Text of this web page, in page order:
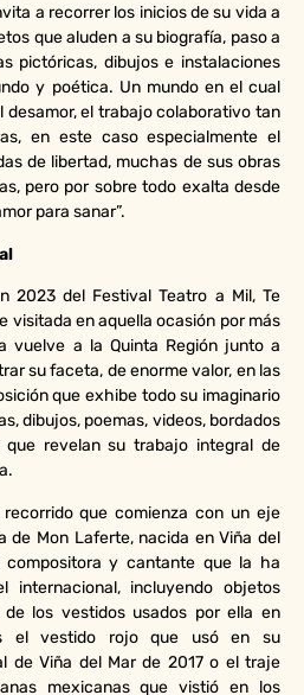
a recorrer los inicios de su vida a
que aluden a su biografía, paso a
pictóricas, dibujos e instalaciones
y poética. Un mundo en el cual
desamor, el trabajo colaborativo tan
en este caso especialmente el
de libertad, muchas de sus obras
pero por sobre todo exalta desde
para sanar”.
2023 del Festival Teatro a Mil, Te
visitada en aquella ocasión por más
vuelve a la Quinta Región junto a
su faceta, de enorme valor, en las
que exhibe todo su imaginario
dibujos, poemas, videos, bordados
que revelan su trabajo integral de
que comienza con un eje
de Mon Laferte, nacida en Viña del
y cantante que la ha
internacional, incluyendo objetos
de los vestidos usados por ella en
el vestido rojo que usó en su
de Viña del Mar de 2017 o el traje
mexicanas que vistió en los